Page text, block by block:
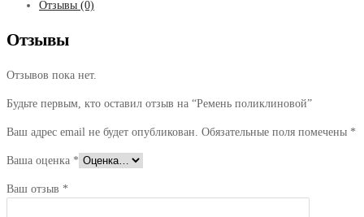
Отзывы (0)
Отзывы
Отзывов пока нет.
Будьте первым, кто оставил отзыв на “Ремень поликлиновой”
Ваш адрес email не будет опубликован. Обязательные поля помечены *
Ваша оценка *
Ваш отзыв *